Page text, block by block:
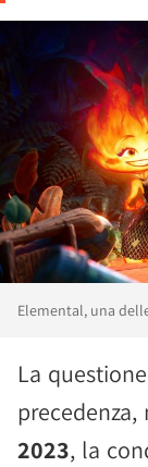
Elemental, una
La
2023, la